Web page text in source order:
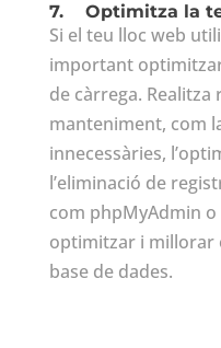
7. Optimitza la
Si el teu lloc web
important
de càrrega.
manteniment, com
innecessàries,
l’eliminació de
com phpMyAdmin
optimitzar i millorar
base de dades.